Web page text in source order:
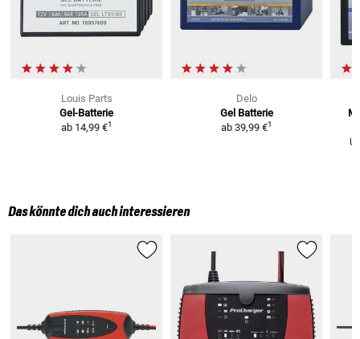
Louis Parts
Gel-Batterie
ab 14,99 €1
Delo
Gel Batterie
ab 39,99 €1
Das könnte dich auch interessieren